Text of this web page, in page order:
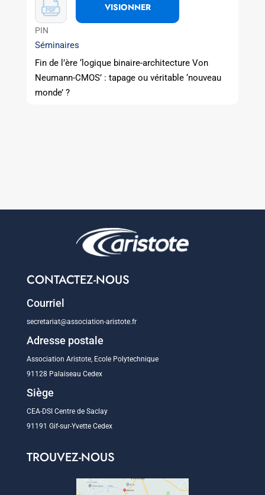
VISIONNER
PIN
Séminaires
Fin de l’ère ‘logique binaire-architecture Von
Neumann-CMOS’ : tapage ou véritable ‘nouveau
monde’ ?
CONTACTEZ-NOUS
Courriel
secretariat@association-aristote.fr
Adresse postale
Association Aristote, Ecole Polytechnique
91128 Palaiseau Cedex
Siège
CEA-DSI Centre de Saclay
91191 Gif-sur-Yvette Cedex
TROUVEZ-NOUS